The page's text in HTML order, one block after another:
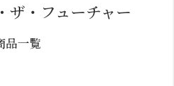
ザ・フューチャー
品一覧